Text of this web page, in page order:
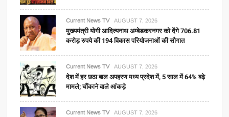
Current News TV AUGUST 7, 2026
मुख्यमंत्री योगी आदित्यनाथ अम्बेडकरनगर को देंगे 706.81
करोड़ रुपये की 194 विकास परियोजनाओं की सौगात
Current News TV AUGUST 7, 2026
देश में हर छठा बाल अपहरण मध्य प्रदेश में, 5 साल में 64% बढ़े
मामले; चौंकाने वाले आंकड़े
Current News TV AUGUST 7, 2026